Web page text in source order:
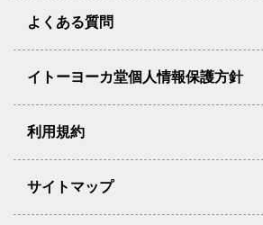
よくある質問
イトーヨーカ堂個人情報保護方針
利用規約
サイトマップ